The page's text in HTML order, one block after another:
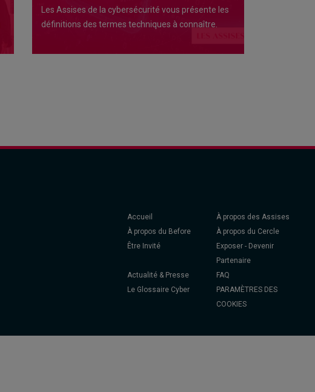
Les Assises de la cybersécurité vous présente les
définitions des termes techniques à connaître.
Accueil
À propos des Assises
À propos du Before
À propos du Cercle
Être Invité
Exposer - Devenir
Partenaire
Actualité & Presse
FAQ
Le Glossaire Cyber
PARAMÈTRES DES
COOKIES